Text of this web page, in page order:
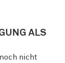
ALS
nicht